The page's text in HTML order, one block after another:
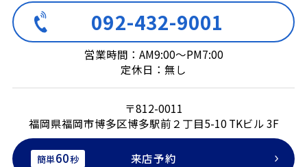
092-432-9001
営業時間：AM9:00～PM7:00
定休日：無し
〒812-0011
福岡県福岡市博多区博多駅前２丁目5-10 TKビル 3F
簡単60秒 来店予約